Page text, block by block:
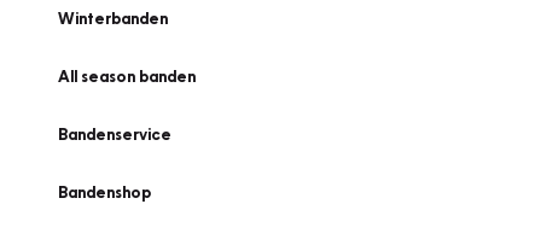
Winterbanden
All season banden
Bandenservice
Bandenshop